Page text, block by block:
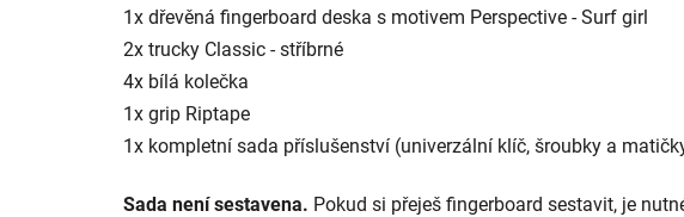
1x dřevěná fingerboard deska s motivem Perspective - Surf girl
2x trucky Classic - stříbrné
4x bílá kolečka
1x grip Riptape
1x kompletní sada příslušenství (univerzální klíč, šroubky a
Sada není sestavena. Pokud si přeješ fingerboard sestavit, je